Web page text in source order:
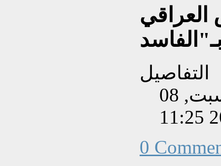
التفاصيل
تم إنشاءه بتاريخ السبت, 08
0